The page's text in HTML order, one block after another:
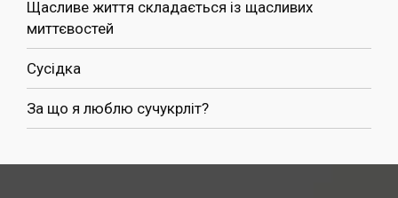
Щасливе життя складається із щасливих
миттєвостей
Сусідка
За що я люблю сучукрліт?